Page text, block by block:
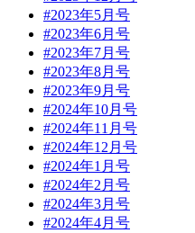
#2023年5月号
#2023年6月号
#2023年7月号
#2023年8月号
#2023年9月号
#2024年10月号
#2024年11月号
#2024年12月号
#2024年1月号
#2024年2月号
#2024年3月号
#2024年4月号